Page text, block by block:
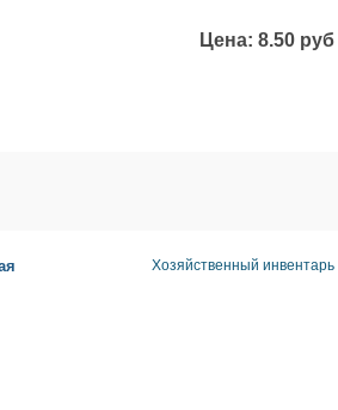
Цена: 8.50
Хозяйственный инвентарь